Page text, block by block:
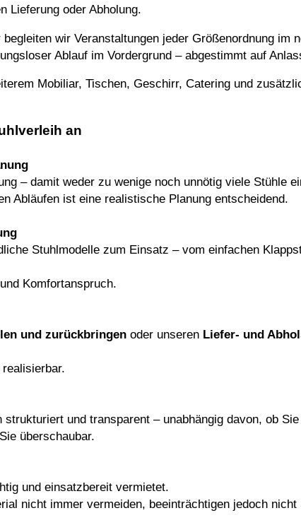
Lieferung oder Abholung.
wir Veranstaltungen jeder Größenordnung im
Ablauf im Vordergrund – abgestimmt auf
Mobiliar, Tischen, Geschirr, Catering und
an
– damit weder zu wenige noch unnötig viele Stühle
Abläufen ist eine realistische Planung entscheidend.
Stuhlmodelle zum Einsatz – vom einfachen
Komfortanspruch.
und zurückbringenoder unseren Liefer- und
und transparent – unabhängig davon, ob
überschaubar.
und einsatzbereit vermietet.
nicht immer vermeiden, beeinträchtigen jedoch